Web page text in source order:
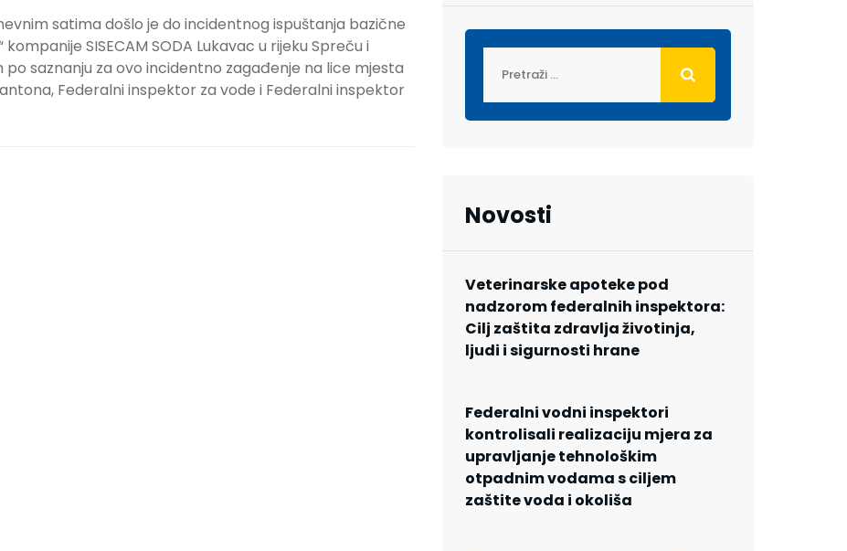
satima došlo je do incidentnog ispuštanja bazične
SISECAM SODA Lukavac u rijeku Spreču i
saznanju za ovo incidentno zagađenje na lice mjesta
Federalni inspektor za vode i Federalni inspektor
Novosti
Veterinarske apoteke pod
nadzorom federalnih inspektora:
Cilj zaštita zdravlja životinja,
ljudi i sigurnosti hrane
Federalni vodni inspektori
kontrolisali realizaciju mjera za
upravljanje tehnološkim
otpadnim vodama s ciljem
zaštite voda i okoliša